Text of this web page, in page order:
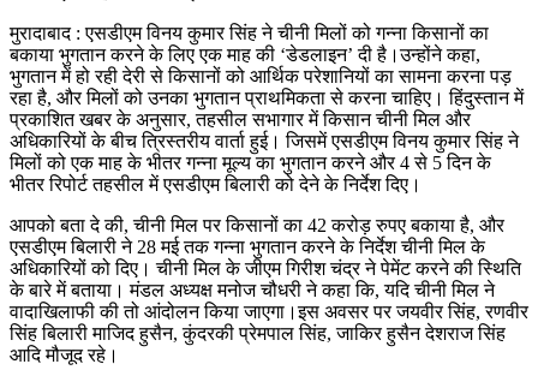
मुरादाबाद : एसडीएम विनय कुमार सिंह ने चीनी मिलों को गन्ना किसानों का
बकाया भुगतान करने के लिए एक माह की ‘डेडलाइन’ दी है।उन्होंने कहा,
भुगतान में हो रही देरी से किसानों को आर्थिक परेशानियों का सामना करना पड़
रहा है, और मिलों को उनका भुगतान प्राथमिकता से करना चाहिए। हिंदुस्तान में
प्रकाशित खबर के अनुसार, तहसील सभागार में किसान चीनी मिल और
अधिकारियों के बीच त्रिस्तरीय वार्ता हुई। जिसमें एसडीएम विनय कुमार सिंह ने
मिलों को एक माह के भीतर गन्ना मूल्य का भुगतान करने और 4 से 5 दिन के
भीतर रिपोर्ट तहसील में एसडीएम बिलारी को देने के निर्देश दिए।
आपको बता दे की, चीनी मिल पर किसानों का 42 करोड़ रुपए बकाया है, और
एसडीएम बिलारी ने 28 मई तक गन्ना भुगतान करने के निर्देश चीनी मिल के
अधिकारियों को दिए। चीनी मिल के जीएम गिरीश चंद्र ने पेमेंट करने की स्थिति
के बारे में बताया। मंडल अध्यक्ष मनोज चौधरी ने कहा कि, यदि चीनी मिल ने
वादाखिलाफी की तो आंदोलन किया जाएगा।इस अवसर पर जयवीर सिंह, रणवीर
सिंह बिलारी माजिद हुसैन, कुंदरकी प्रेमपाल सिंह, जाकिर हुसैन देशराज सिंह
आदि मौजूद रहे।